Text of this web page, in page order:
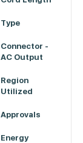
Type
Connector -
AC Output
Region
Utilized
Approvals
Energy